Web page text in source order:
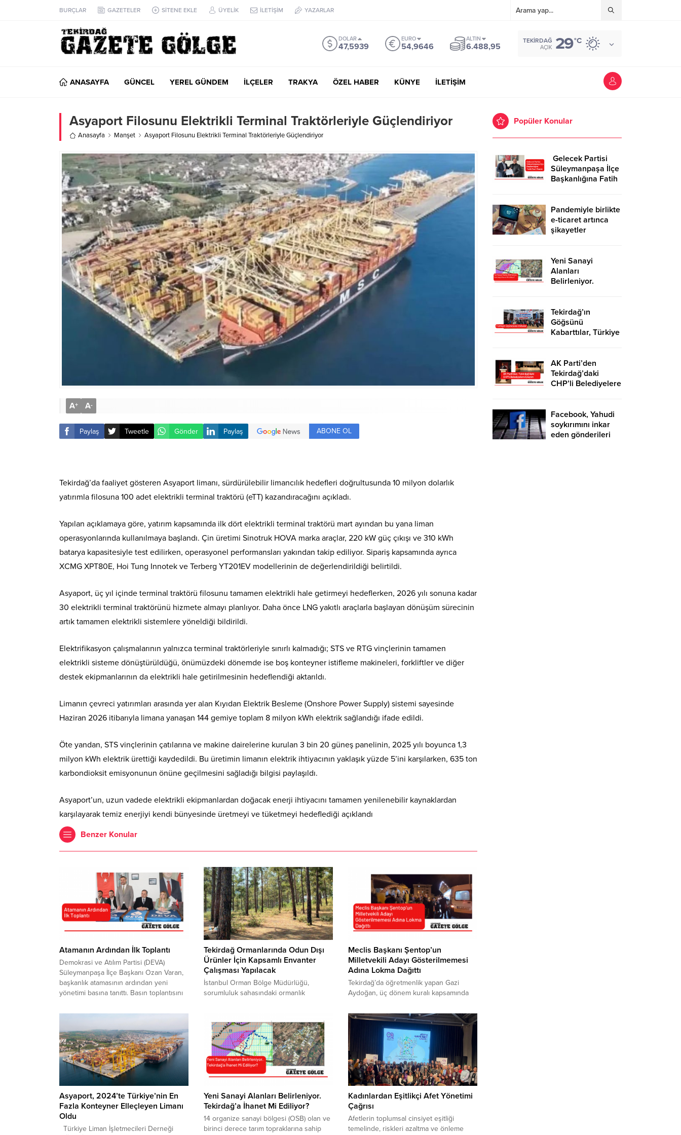
BURÇLAR GAZETELER SİTENE EKLE ÜYELİK İLETİŞİM YAZARLAR
DOLAR
47,5939
EURO
54,9646
ALTIN
6.488,95
TEKIRDAĞ
AÇIK 29°C
ANASAYFA GÜNCEL YEREL GÜNDEM İLÇELER TRAKYA ÖZEL HABER KÜNYE İLETİŞİM
Asyaport Filosunu Elektrikli Terminal Traktörleriyle Güçlendiriyor
Anasayfa Manşet Asyaport Filosunu Elektrikli Terminal Traktörleriyle Güçlendiriyor
A+ A-
Paylaş Tweetle Gönder Paylaş ABONE OL
​Tekirdağ’da faaliyet gösteren Asyaport limanı, sürdürülebilir limancılık hedefleri doğrultusunda 10 milyon dolarlık
yatırımla filosuna 100 adet elektrikli terminal traktörü (eTT) kazandıracağını açıkladı.
​Yapılan açıklamaya göre, yatırım kapsamında ilk dört elektrikli terminal traktörü mart ayından bu yana liman
operasyonlarında kullanılmaya başlandı. Çin üretimi Sinotruk HOVA marka araçlar, 220 kW güç çıkışı ve 310 kWh
batarya kapasitesiyle test edilirken, operasyonel performansları yakından takip ediliyor. Sipariş kapsamında ayrıca
XCMG XPT80E, Hoi Tung Innotek ve Terberg YT201EV modellerinin de değerlendirildiği belirtildi.
​Asyaport, üç yıl içinde terminal traktörü filosunu tamamen elektrikli hale getirmeyi hedeflerken, 2026 yılı sonuna kadar
30 elektrikli terminal traktörünü hizmete almayı planlıyor. Daha önce LNG yakıtlı araçlarla başlayan dönüşüm sürecinin
artık tamamen elektrikli sistemlere yöneldiği bildirildi.
​Elektrifikasyon çalışmalarının yalnızca terminal traktörleriyle sınırlı kalmadığı; STS ve RTG vinçlerinin tamamen
elektrikli sisteme dönüştürüldüğü, önümüzdeki dönemde ise boş konteyner istifleme makineleri, forkliftler ve diğer
destek ekipmanlarının da elektrikli hale getirilmesinin hedeflendiği aktarıldı.
​Limanın çevreci yatırımları arasında yer alan Kıyıdan Elektrik Besleme (Onshore Power Supply) sistemi sayesinde
Haziran 2026 itibarıyla limana yanaşan 144 gemiye toplam 8 milyon kWh elektrik sağlandığı ifade edildi.
​Öte yandan, STS vinçlerinin çatılarına ve makine dairelerine kurulan 3 bin 20 güneş panelinin, 2025 yılı boyunca 1,3
milyon kWh elektrik ürettiği kaydedildi. Bu üretimin limanın elektrik ihtiyacının yaklaşık yüzde 5’ini karşılarken, 635 ton
karbondioksit emisyonunun önüne geçilmesini sağladığı bilgisi paylaşıldı.
​Asyaport’un, uzun vadede elektrikli ekipmanlardan doğacak enerji ihtiyacını tamamen yenilenebilir kaynaklardan
karşılayarak temiz enerjiyi kendi bünyesinde üretmeyi ve tüketmeyi hedeflediği açıklandı
Benzer Konular
Atamanın Ardından İlk Toplantı
Demokrasi ve Atılım Partisi (DEVA)
Süleymanpaşa İlçe Başkanı Ozan Varan,
başkanlık atamasının ardından yeni
yönetimi basına tanıttı. Basın toplantısını
yapacaklarını fakat, yaşanan deprem
Varan, bu süreçte yeni yönetim ile birlikte
deprem yaralarını sarmak için yardım
çalışmalarında bulunmaya devam
edeceklerini kaydetti. Kendini tanıtan
Tekirdağ Ormanlarında Odun Dışı
Ürünler İçin Kapsamlı Envanter
Çalışması Yapılacak
İstanbul Orman Bölge Müdürlüğü,
sorumluluk sahasındaki ormanlık
planlama çalışması için hizmet alımı
ihalesine çıktı. Proje kapsamında toplam
8 bin hektarlık alanda çalışma
yürütülecek. Çalışmalarda Tekirdağ ön
plana çıkarken, proje Tekirdağ’ın yanı sıra
Vize, Kırklareli, Demirköy, Edirne, Kanlıca,
Meclis Başkanı Şentop’un
Milletvekili Adayı Gösterilmemesi
Adına Lokma Dağıttı
Tekirdağ’da öğretmenlik yapan Gazi
Aydoğan, üç dönem kuralı kapsamında
almayan Meclis Başkanı Mustafa
Şentop’un, aday gösterilmemesine ilişkin
Cumhurbaşkanı Recep Tayyip Erdoğan’a
teşekkür ederek, lokma dağıttı. 14
Mayıs’ta gerçekleşecek olan 28. Dönem
Milletvekili seçimlerine yönelik listeler 9
Nisan Pazar günü açıklandı. Meclis
Başkanı ve AK Parti...
Asyaport, 2024’te Türkiye’nin En
Fazla Konteyner Elleçleyen Limanı
Oldu
Türkiye Liman İşletmecileri Derneği
Yeni Sanayi Alanları Belirleniyor.
Tekirdağ’a İhanet Mi Ediliyor?
14 organize sanayi bölgesi (OSB) olan ve
birinci derece tarım topraklarına sahip
Kadınlardan Eşitlikçi Afet Yönetimi
Çağrısı
Afetlerin toplumsal cinsiyet eşitliği
temelinde, riskleri azaltma ve önleme
Popüler Konular
Gelecek Partisi
Süleymanpaşa İlçe
Başkanlığına Fatih
Pandemiyle birlikte
e-ticaret artınca
şikayetler
Yeni Sanayi
Alanları
Belirleniyor.
Tekirdağ’ın
Göğsünü
Kabarttılar, Türkiye
AK Parti’den
Tekirdağ’daki
CHP’li Belediyelere
Facebook, Yahudi
soykırımını inkar
eden gönderileri